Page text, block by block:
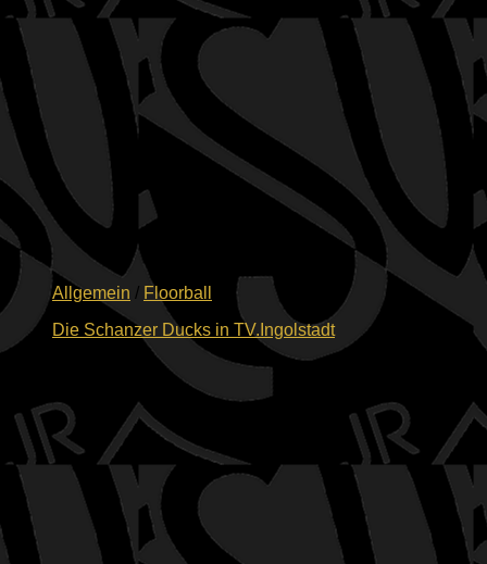
Allgemein / Floorball
Die Schanzer Ducks in TV.Ingolstadt